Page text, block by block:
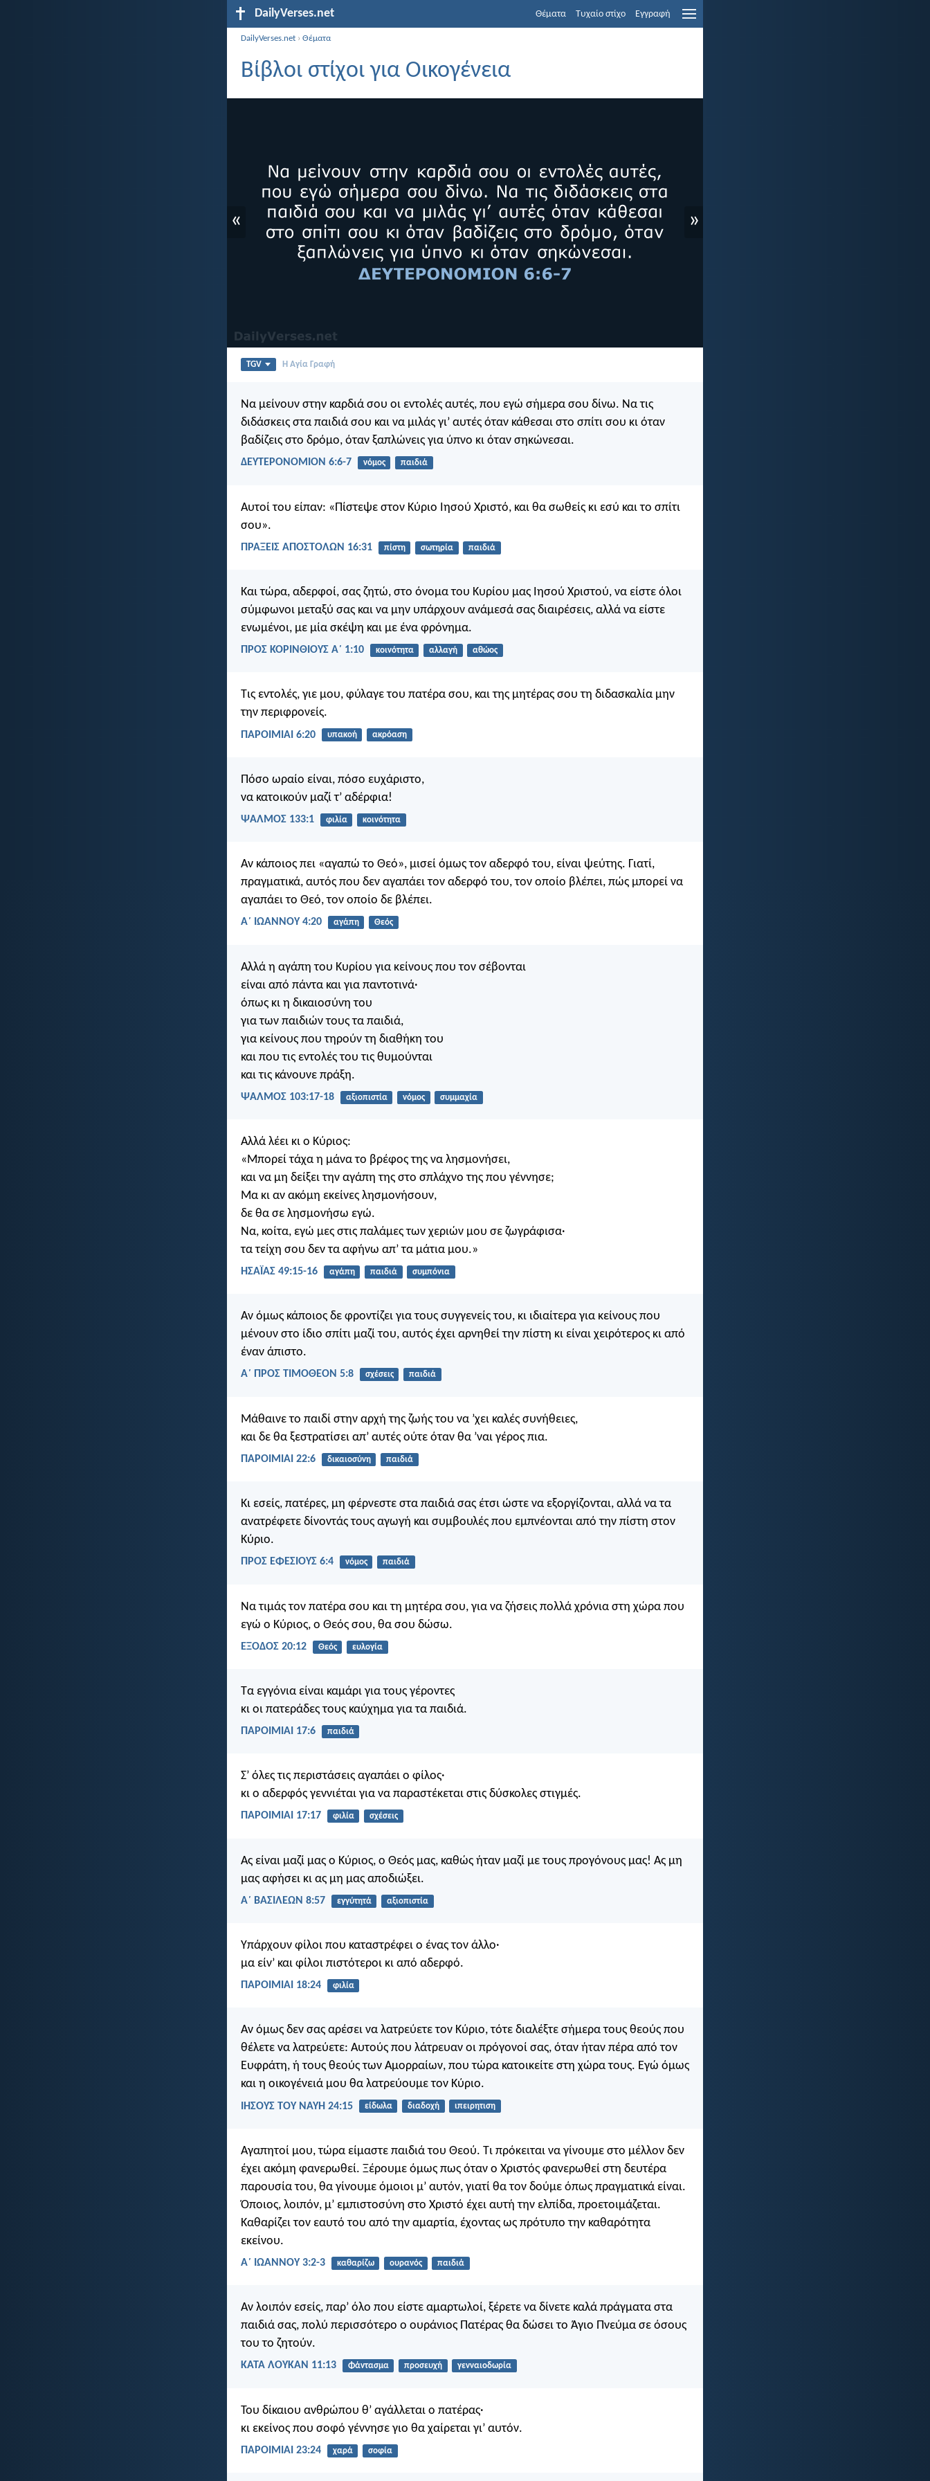
DailyVerses.net Θέματα Τυχαίο στίχο Εγγραφή
DailyVerses.net ›Θέματα
Βίβλοι στίχοι για Οικογένεια
« »
TGV Η Αγία Γραφή
Να μείνουν στην καρδιά σου οι εντολές αυτές, που εγώ σήμερα σου δίνω. Να τις
διδάσκεις στα παιδιά σου και να μιλάς γι’ αυτές όταν κάθεσαι στο σπίτι σου κι όταν
βαδίζεις στο δρόμο, όταν ξαπλώνεις για ύπνο κι όταν σηκώνεσαι.
ΔΕΥΤΕΡΟΝΟΜΙΟΝ 6:6-7 νόμος παιδιά
Αυτοί του είπαν: «Πίστεψε στον Κύριο Ιησού Χριστό, και θα σωθείς κι εσύ και το σπίτι
σου».
ΠΡΑΞΕΙΣ ΑΠΟΣΤΟΛΩΝ 16:31 πίστη σωτηρία παιδιά
Και τώρα, αδερφοί, σας ζητώ, στο όνομα του Κυρίου μας Ιησού Χριστού, να είστε όλοι
σύμφωνοι μεταξύ σας και να μην υπάρχουν ανάμεσά σας διαιρέσεις, αλλά να είστε
ενωμένοι, με μία σκέψη και με ένα φρόνημα.
ΠΡΟΣ ΚΟΡΙΝΘΙΟΥΣ Α΄ 1:10 κοινότητα αλλαγή αθώος
Τις εντολές, γιε μου, φύλαγε του πατέρα σου, και της μητέρας σου τη διδασκαλία μην
την περιφρονείς.
ΠΑΡΟΙΜΙΑΙ 6:20 υπακοή ακρόαση
Πόσο ωραίο είναι, πόσο ευχάριστο,
να κατοικούν μαζί τ’ αδέρφια!
ΨΑΛΜΌΣ 133:1 φιλία κοινότητα
Αν κάποιος πει «αγαπώ το Θεό», μισεί όμως τον αδερφό του, είναι ψεύτης. Γιατί,
πραγματικά, αυτός που δεν αγαπάει τον αδερφό του, τον οποίο βλέπει, πώς μπορεί να
αγαπάει το Θεό, τον οποίο δε βλέπει.
Α΄ ΙΩΑΝΝΟΥ 4:20 αγάπη Θεός
Αλλά η αγάπη του Κυρίου για κείνους που τον σέβονται
είναι από πάντα και για παντοτινά·
όπως κι η δικαιοσύνη του
για των παιδιών τους τα παιδιά,
για κείνους που τηρούν τη διαθήκη του
και που τις εντολές του τις θυμούνται
και τις κάνουνε πράξη.
ΨΑΛΜΌΣ 103:17-18 αξιοπιστία νόμος συμμαχία
Αλλά λέει κι ο Κύριος:
«Μπορεί τάχα η μάνα το βρέφος της να λησμονήσει,
και να μη δείξει την αγάπη της στο σπλάχνο της που γέννησε;
Μα κι αν ακόμη εκείνες λησμονήσουν,
δε θα σε λησμονήσω εγώ.
Να, κοίτα, εγώ μες στις παλάμες των χεριών μου σε ζωγράφισα·
τα τείχη σου δεν τα αφήνω απ’ τα μάτια μου.»
ΗΣΑΪΑΣ 49:15-16 αγάπη παιδιά συμπόνια
Αν όμως κάποιος δε φροντίζει για τους συγγενείς του, κι ιδιαίτερα για κείνους που
μένουν στο ίδιο σπίτι μαζί του, αυτός έχει αρνηθεί την πίστη κι είναι χειρότερος κι από
έναν άπιστο.
Α΄ ΠΡΟΣ ΤΙΜΟΘΕΟΝ 5:8 σχέσεις παιδιά
Μάθαινε το παιδί στην αρχή της ζωής του να ’χει καλές συνήθειες,
και δε θα ξεστρατίσει απ’ αυτές ούτε όταν θα ’ναι γέρος πια.
ΠΑΡΟΙΜΙΑΙ 22:6 δικαιοσύνη παιδιά
Κι εσείς, πατέρες, μη φέρνεστε στα παιδιά σας έτσι ώστε να εξοργίζονται, αλλά να τα
ανατρέφετε δίνοντάς τους αγωγή και συμβουλές που εμπνέονται από την πίστη στον
Κύριο.
ΠΡΟΣ ΕΦΕΣΙΟΥΣ 6:4 νόμος παιδιά
Να τιμάς τον πατέρα σου και τη μητέρα σου, για να ζήσεις πολλά χρόνια στη χώρα που
εγώ ο Κύριος, ο Θεός σου, θα σου δώσω.
ΕΞΟΔΟΣ 20:12 Θεός ευλογία
Τα εγγόνια είναι καμάρι για τους γέροντες
κι οι πατεράδες τους καύχημα για τα παιδιά.
ΠΑΡΟΙΜΙΑΙ 17:6 παιδιά
Σ’ όλες τις περιστάσεις αγαπάει ο φίλος·
κι ο αδερφός γεννιέται για να παραστέκεται στις δύσκολες στιγμές.
ΠΑΡΟΙΜΙΑΙ 17:17 φιλία σχέσεις
Ας είναι μαζί μας ο Κύριος, ο Θεός μας, καθώς ήταν μαζί με τους προγόνους μας! Ας μη
μας αφήσει κι ας μη μας αποδιώξει.
Α΄ ΒΑΣΙΛΕΩΝ 8:57 εγγύτητά αξιοπιστία
Υπάρχουν φίλοι που καταστρέφει ο ένας τον άλλο·
μα είν’ και φίλοι πιστότεροι κι από αδερφό.
ΠΑΡΟΙΜΙΑΙ 18:24 φιλία
Αν όμως δεν σας αρέσει να λατρεύετε τον Κύριο, τότε διαλέξτε σήμερα τους θεούς που
θέλετε να λατρεύετε: Αυτούς που λάτρευαν οι πρόγονοί σας, όταν ήταν πέρα από τον
Ευφράτη, ή τους θεούς των Αμορραίων, που τώρα κατοικείτε στη χώρα τους. Εγώ όμως
και η οικογένειά μου θα λατρεύουμε τον Κύριο.
ΙΗΣΟΥΣ ΤΟΥ ΝΑΥΗ 24:15 είδωλα διαδοχή ιπειρητιση
Αγαπητοί μου, τώρα είμαστε παιδιά του Θεού. Τι πρόκειται να γίνουμε στο μέλλον δεν
έχει ακόμη φανερωθεί. Ξέρουμε όμως πως όταν ο Χριστός φανερωθεί στη δευτέρα
παρουσία του, θα γίνουμε όμοιοι μ’ αυτόν, γιατί θα τον δούμε όπως πραγματικά είναι.
Όποιος, λοιπόν, μ’ εμπιστοσύνη στο Χριστό έχει αυτή την ελπίδα, προετοιμάζεται.
Καθαρίζει τον εαυτό του από την αμαρτία, έχοντας ως πρότυπο την καθαρότητα
εκείνου.
Α΄ ΙΩΑΝΝΟΥ 3:2-3 καθαρίζω ουρανός παιδιά
Αν λοιπόν εσείς, παρ’ όλο που είστε αμαρτωλοί, ξέρετε να δίνετε καλά πράγματα στα
παιδιά σας, πολύ περισσότερο ο ουράνιος Πατέρας θα δώσει το Άγιο Πνεύμα σε όσους
του το ζητούν.
ΚΑΤΑ ΛΟΥΚΑΝ 11:13 Φάντασμα προσευχή γενναιοδωρία
Του δίκαιου ανθρώπου θ’ αγάλλεται ο πατέρας·
κι εκείνος που σοφό γέννησε γιο θα χαίρεται γι’ αυτόν.
ΠΑΡΟΙΜΙΑΙ 23:24 χαρά σοφία